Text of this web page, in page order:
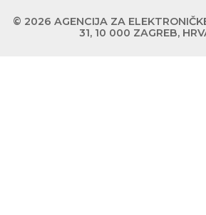
© 2026 AGENCIJA ZA ELEKTRONIČKE
31, 10 000 ZAGREB,